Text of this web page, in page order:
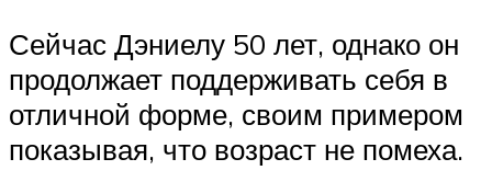
Сейчас Дэниелу 50 лет, однако он
продолжает поддерживать себя в
отличной форме, своим примером
показывая, что возраст не помеха.